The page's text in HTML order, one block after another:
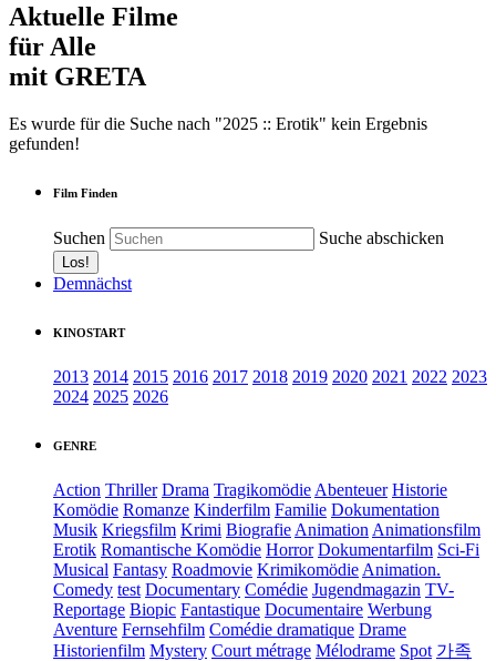
Aktuelle Filme
für Alle
mit GRETA
Es wurde für die Suche nach "2025 :: Erotik" kein Ergebnis
gefunden!
Film Finden
Suchen Suche abschicken
Demnächst
KINOSTART
2013 2014 2015 2016 2017 2018 2019 2020 2021 2022 2023
2024 2025 2026
GENRE
Action Thriller Drama Tragikomödie Abenteuer Historie
Komödie Romanze Kinderfilm Familie Dokumentation
Musik Kriegsfilm Krimi Biografie Animation Animationsfilm
Erotik Romantische Komödie Horror Dokumentarfilm Sci-Fi
Musical Fantasy Roadmovie Krimikomödie Animation.
Comedy test Documentary Comédie Jugendmagazin TV-
Reportage Biopic Fantastique Documentaire Werbung
Aventure Fernsehfilm Comédie dramatique Drame
Historienfilm Mystery Court métrage Mélodrame Spot 가족